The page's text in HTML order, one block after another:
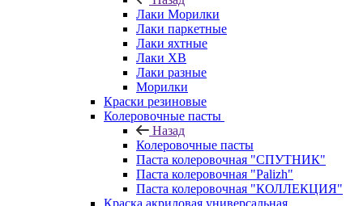
Лаки Морилки
Лаки паркетные
Лаки яхтные
Лаки ХВ
Лаки разные
Морилки
Краски резиновые
Колеровочные пасты
Назад
Колеровочные пасты
Паста колеровочная "СПУТНИК"
Паста колеровочная "Palizh"
Паста колеровочная "КОЛЛЕКЦИЯ"
Краска акриловая универсальная